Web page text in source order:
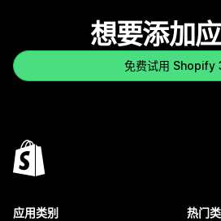
想要添加应
免费试用 Shopify
应用类别 热门